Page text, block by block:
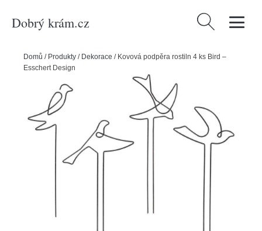
Dobrý krám.cz Vyhledávání
Domů / Produkty / Dekorace / Kovová podpěra rostiln 4 ks Bird –
Esschert Design